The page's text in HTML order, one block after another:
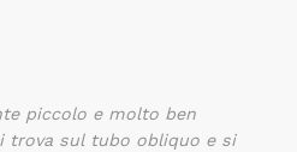
piccolo e molto ben
trova sul tubo obliquo e si